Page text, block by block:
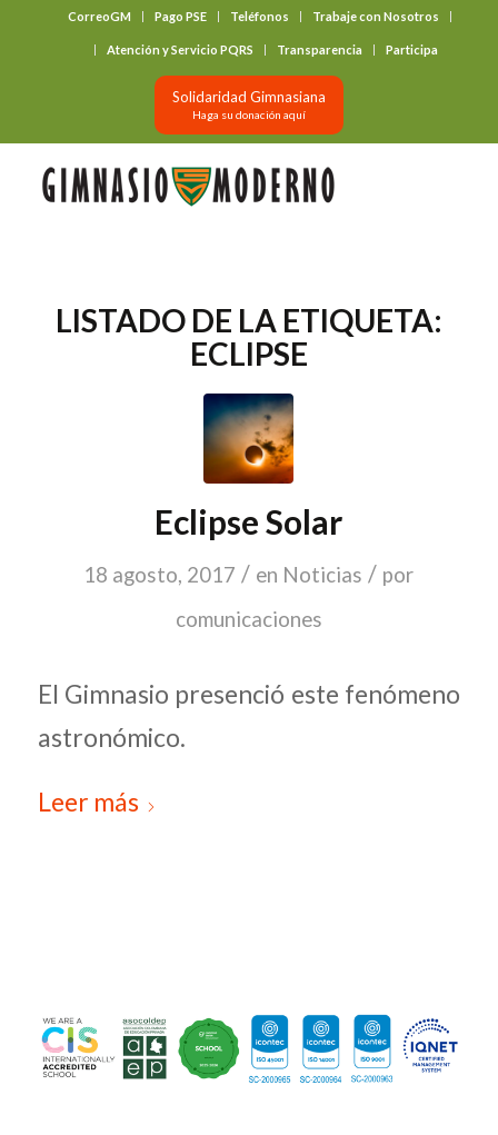
CorreoGM Pago PSE Teléfonos Trabaje con Nosotros
Atención y Servicio PQRS Transparencia Participa
Solidaridad Gimnasiana
Haga su donación aquí
LISTADO DE LA ETIQUETA:
ECLIPSE
Eclipse Solar
18 agosto, 2017 / en Noticias / por
comunicaciones
El Gimnasio presenció este fenómeno
astronómico.
Leer más